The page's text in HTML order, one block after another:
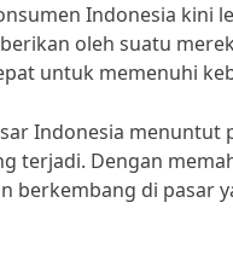
Indonesia kini
oleh suatu
untuk memenuhi
Indonesia menuntut
terjadi. Dengan
berkembang di pasar